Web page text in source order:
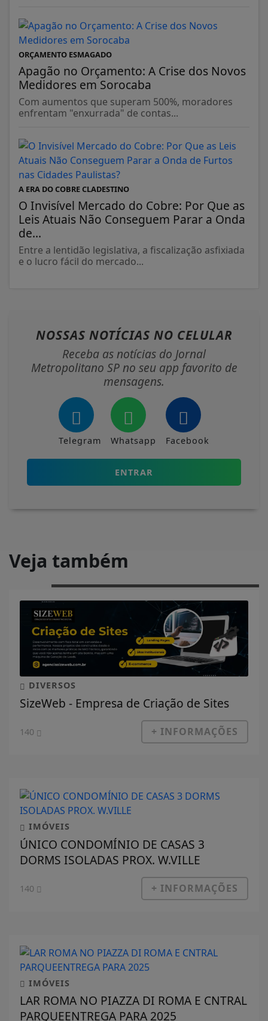
ORÇAMENTO ESMAGADO
Apagão no Orçamento: A Crise dos Novos
Medidores em Sorocaba
Com aumentos que superam 500%, moradores
enfrentam "enxurrada" de contas...
A ERA DO COBRE CLADESTINO
O Invisível Mercado do Cobre: Por Que as
Leis Atuais Não Conseguem Parar a Onda
de...
Entre a lentidão legislativa, a fiscalização asfixiada
e o lucro fácil do mercado...
NOSSAS NOTÍCIAS NO CELULAR
Receba as notícias do Jornal
Metropolitano SP no seu app favorito de
mensagens.
Telegram Whatsapp Facebook
ENTRAR
Veja também
DIVERSOS
SizeWeb - Empresa de Criação de Sites
140 + INFORMAÇÕES
IMÓVEIS
ÚNICO CONDOMÍNIO DE CASAS 3
DORMS ISOLADAS PROX. W.VILLE
140 + INFORMAÇÕES
IMÓVEIS
LAR ROMA NO PIAZZA DI ROMA E CNTRAL
PARQUEENTREGA PARA 2025